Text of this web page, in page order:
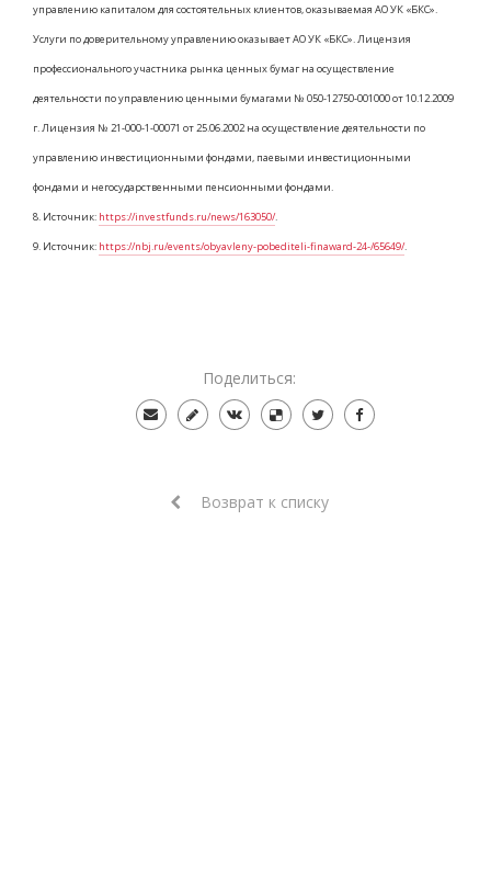
управлению капиталом для состоятельных клиентов, оказываемая АО УК «БКС».
Услуги по доверительному управлению оказывает АО УК «БКС». Лицензия
профессионального участника рынка ценных бумаг на осуществление
деятельности по управлению ценными бумагами № 050-12750-001000 от 10.12.2009
г. Лицензия № 21-000-1-00071 от 25.06.2002 на осуществление деятельности по
управлению инвестиционными фондами, паевыми инвестиционными
фондами и негосударственными пенсионными фондами.
8. Источник: https://investfunds.ru/news/163050/.
9. Источник: https://nbj.ru/events/obyavleny-pobediteli-finaward-24-/65649/.
Поделиться:
Возврат к списку